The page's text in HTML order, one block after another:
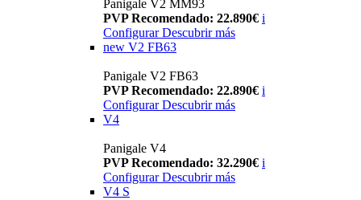
Panigale V2 MM93
PVP Recomendado: 22.890€ i
Configurar Descubrir más
new V2 FB63
Panigale V2 FB63
PVP Recomendado: 22.890€ i
Configurar Descubrir más
V4
Panigale V4
PVP Recomendado: 32.290€ i
Configurar Descubrir más
V4 S